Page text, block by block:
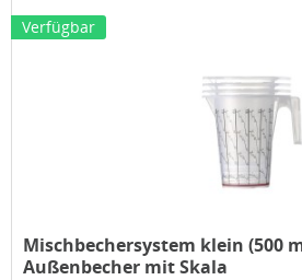
Verfügbar
Mischbechersystem klein (500
Außenbecher mit Skala